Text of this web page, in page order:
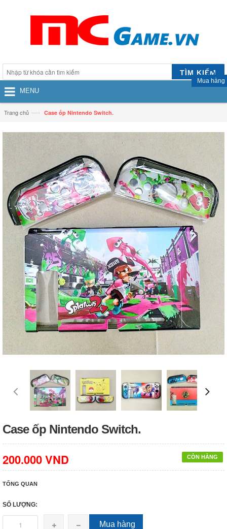
TÌM KIẾM
Mua hàng
MENU
Trang chủ —› Case ốp Nintendo Switch.
Case ốp Nintendo Switch.
CÒN HÀNG
200.000 VND
TỔNG QUAN
SỐ LƯỢNG:
Mua hàng